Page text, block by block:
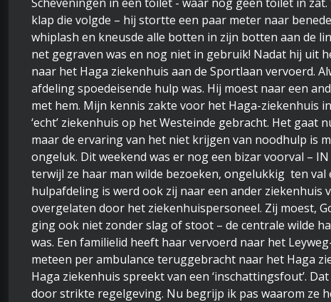
klap die volgde – hij stortte een paar meter naar
whiplash en kneusde alle botten in zijn botten aan de
net gegraven was en nog niet in gebruik! Nadat hij uit
naar het Haga ziekenhuis aan de Sportlaan vervoerd.
afdeling spoedeisende hulp was. Hij moest naar een
met hem. Mijn kennis zakte voor het Haga-ziekenhuis
‘echt’ ziekenhuis op het Westeinde gebracht. Het gaat
maar de ervaring van het niet krijgen van noodhulp is
ongeluk. Dit weekend was er nog een bizar voorval –
terwijl ze haar man wilde bezoeken, ongelukkig ten
hulpafdeling is werd ook zij naar een ander ziekenhuis
overgelaten door het ziekenhuispersoneel. Zij moest,
ging ook niet zonder slag of stoot – de centrale wilde
was. Een familielid heeft haar vervoerd naar het
meteen per ambulance teruggebracht naar het Haga
Haga ziekenhuis spreekt van een ‘inschattingsfout’.
door strikte regelgeving. Nu begrijp ik pas waarom ze